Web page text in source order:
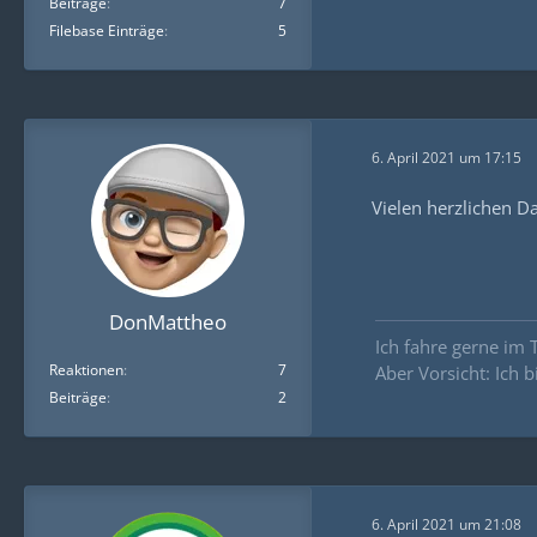
Filebase Einträge
5
DonMattheo
Reaktionen
7
Beiträge
2
6. April 2021 um 17:15
Vielen herzlichen
Ich fahre gerne im
Aber Vorsicht: Ich
6. April 2021 um 21:08